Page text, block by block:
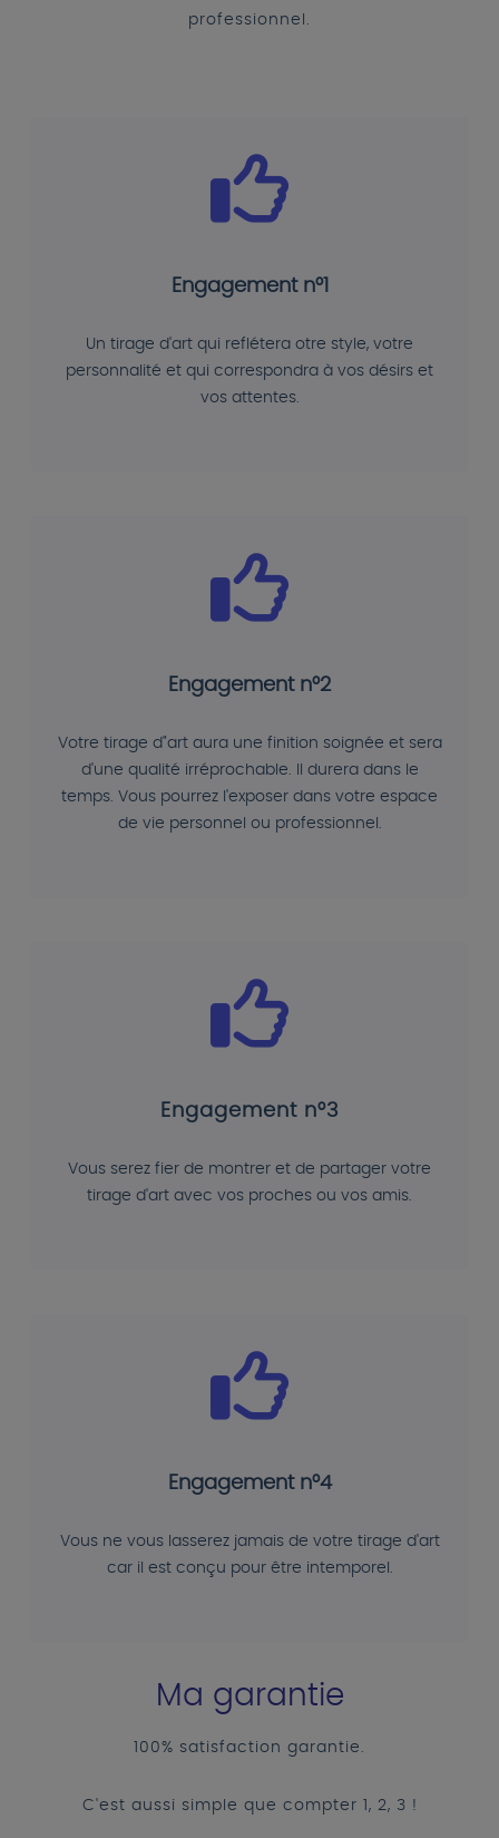
professionnel.
Engagement n°1
Un tirage d'art qui reflétera otre style, votre
personnalité et qui correspondra à vos désirs et
vos attentes.
Engagement n°2
Votre tirage d"art aura une finition soignée et sera
d'une qualité irréprochable. Il durera dans le
temps. Vous pourrez l'exposer dans votre espace
de vie personnel ou professionnel.
Engagement n°3
Vous serez fier de montrer et de partager votre
tirage d'art avec vos proches ou vos amis.
Engagement n°4
Vous ne vous lasserez jamais de votre tirage d'art
car il est conçu pour être intemporel.
Ma garantie
100% satisfaction garantie.
C'est aussi simple que compter 1, 2, 3 !